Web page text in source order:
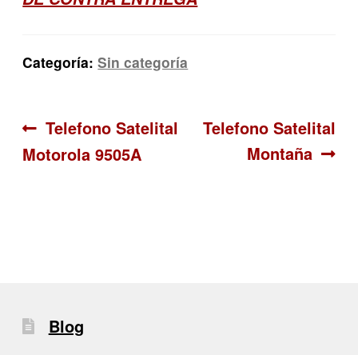
Categoría:Sin categoría
Navegación
de
Anterior:
Telefono Satelital
Motorola 9505A
Siguiente:
Telefono Satelital
Montaña
Blog